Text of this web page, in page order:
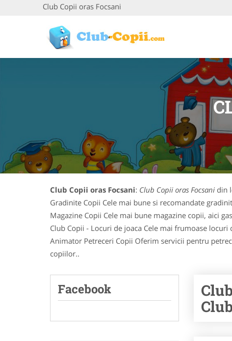
Club Copii oras Focsani
Club Copii oras Focsani: Club Copii oras Focsani din
Gradinite Copii Cele mai bune si recomandate
Magazine Copii Cele mai bune magazine copii, aici
Club Copii - Locuri de joaca Cele mai frumoase
Animator Petreceri Copii Oferim servicii pentru
copiilor..
Facebook